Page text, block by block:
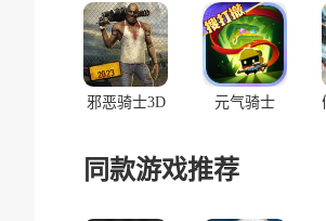
邪恶骑士3D 元气骑士
同款游戏推荐